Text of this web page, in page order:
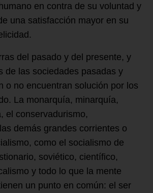
en contra de su voluntad y
una satisfacción mayor en su
del pasado y del presente, y
de las sociedades pasadas y
o no encuentran solución por los
La monarquía, minarquía,
el conservadurismo,
demás grandes corrientes o
como el socialismo de
soviético, científico,
y todo lo que la mente
un punto en común: el ser